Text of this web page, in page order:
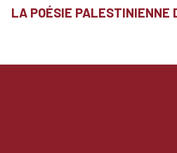
LA POÉSIE PALESTINIENNE